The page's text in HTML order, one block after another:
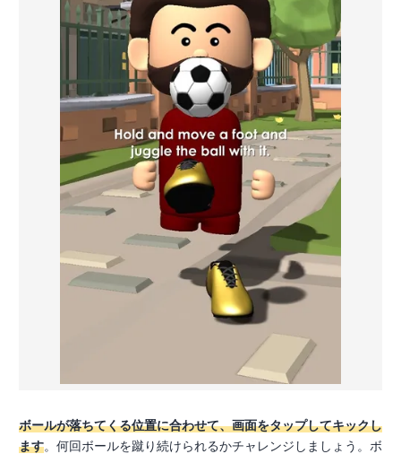
ボールが落ちてくる位置に合わせて、画面をタップしてキックし
ます。何回ボールを蹴り続けられるかチャレンジしましょう。ボ